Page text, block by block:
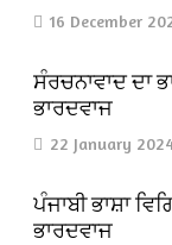
16 December
ਸੰਰਚਨਾਵਾਦ ਦਾ
ਭਾਰਦਵਾਜ
22 January
ਪੰਜਾਬੀ ਭਾਸ਼ਾ
ਭਾਰਦਵਾਜ